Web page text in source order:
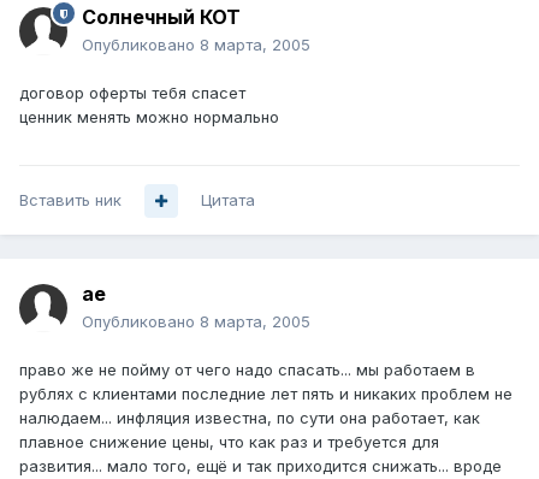
Солнечный КОТ
Опубликовано 8 марта, 2005
договор оферты тебя спасет
ценник менять можно нормально
Вставить ник Цитата
ae
Опубликовано 8 марта, 2005
право же не пойму от чего надо спасать... мы работаем в
рублях с клиентами последние лет пять и никаких проблем не
налюдаем... инфляция известна, по сути она работает, как
плавное снижение цены, что как раз и требуется для
развития... мало того, ещё и так приходится снижать... вроде